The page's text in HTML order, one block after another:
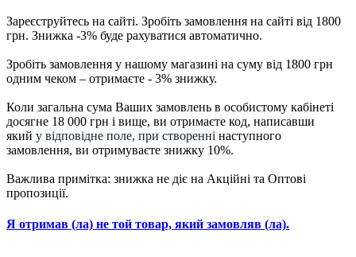
Зареєструйтесь на сайті. Зробіть замовлення на сайті від 1800
грн. Знижка -3% буде рахуватися автоматично.
Зробіть замовлення у нашому магазині на суму від 1800 грн
одним чеком – отримаєте - 3% знижку.
Коли загальна сума Ваших замовлень в особистому кабінеті
досягне 18 000 грн і вище, ви отримаєте код, написавши
який у відповідне поле, при створенні наступного
замовлення, ви отримуваєте знижку 10%.
Важлива примітка: знижка не діє на Акційні та Оптові
пропозиції.
Я отримав (ла) не той товар, який замовляв (ла).